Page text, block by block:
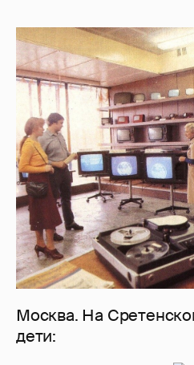
Москва. На
дети: